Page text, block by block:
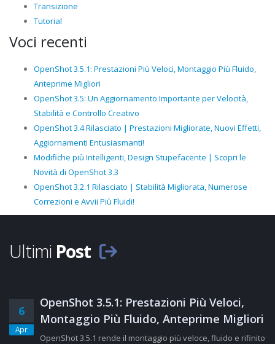
Transizione
Tutorial
Voci recenti
OpenShot 3.5.1: Prestazioni Più Veloci, Montaggio Più Fluido,
Anteprime Migliori
OpenShot 3.5: Un Aggiornamento Importante per Velocità,
Stabilità e Controllo Creativo
OpenShot 3.4 Rilasciato | Prestazioni Migliorate, Nuovi Effetti,
Aggiornamenti Entusiasmanti!
Modifiche più Intelligenti, Design Stupefacente | Scopri le
Novità di OpenShot 3.3
OpenShot 3.2.1 Rilasciato | Stabilità Migliorata, Numerose
Correzioni e Avvii Più Fluidi!
Ultimi Post
6
Apr
OpenShot 3.5.1: Prestazioni Più Veloci,
Montaggio Più Fluido, Anteprime Migliori
OpenShot 3.5.1 rende il montaggio più veloce, fluido e rifinito